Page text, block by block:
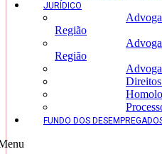
JURÍDICO
Região
Região
Direitos
FUNDO DOS